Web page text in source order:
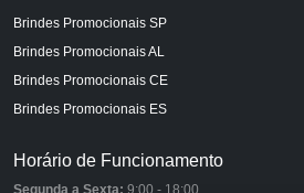
Brindes Promocionais SP
Brindes Promocionais AL
Brindes Promocionais CE
Brindes Promocionais ES
Horário de Funcionamento
Segunda a Sexta: 9:00 - 18:00